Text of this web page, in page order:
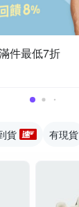
件最低7折
貨 有現貨